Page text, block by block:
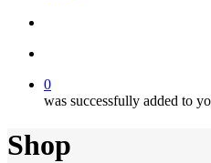
0
was successfully added to
Shop